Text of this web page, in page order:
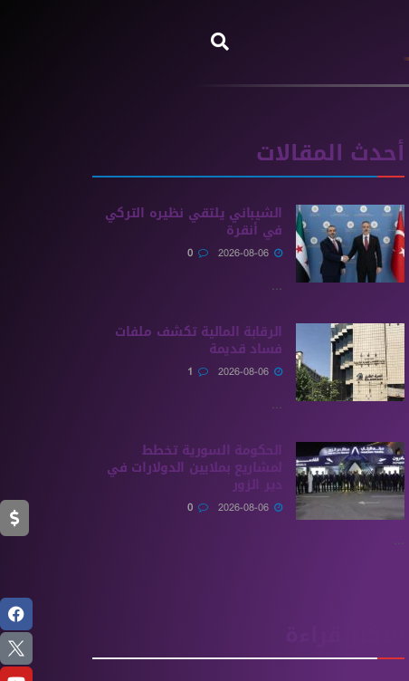
أحدث المقالات
الشيباني يلتقي نظيره التركي
في أنقرة
...
الرقابة المالية تكشف ملفات
فساد قديمة
...
الحكومة السورية تخطط
لمشاريع بملايين الدولارات في
دير الزور
...